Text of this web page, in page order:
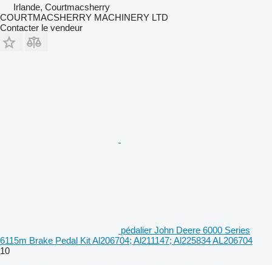
Irlande, Courtmacsherry
COURTMACSHERRY MACHINERY LTD
Contacter le vendeur
pédalier John Deere 6000 Series
6115m Brake Pedal Kit Al206704; Al211147; Al225834 AL206704
10